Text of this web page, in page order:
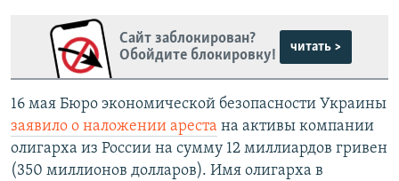
Сайт заблокирован?
Обойдите блокировку!
читать >
16 мая Бюро экономической безопасности Украины
заявило о наложении ареста на активы компании
олигарха из России на сумму 12 миллиардов гривен
(350 миллионов долларов). Имя олигарха в